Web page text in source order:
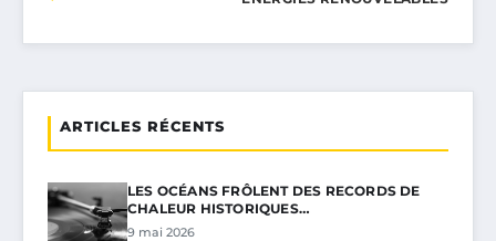
ARTICLES RÉCENTS
LES OCÉANS FRÔLENT DES RECORDS DE
CHALEUR HISTORIQUES…
9 mai 2026